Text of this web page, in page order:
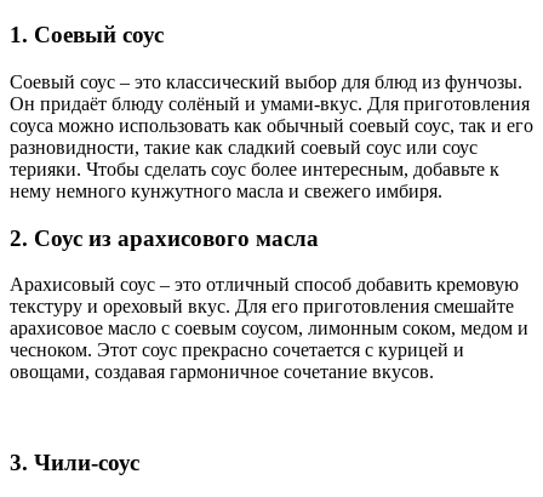
1. Соевый соус
Соевый соус – это классический выбор для блюд из фунчозы.
Он придаёт блюду солёный и умами-вкус. Для приготовления
соуса можно использовать как обычный соевый соус, так и его
разновидности, такие как сладкий соевый соус или соус
терияки. Чтобы сделать соус более интересным, добавьте к
нему немного кунжутного масла и свежего имбиря.
2. Соус из арахисового масла
Арахисовый соус – это отличный способ добавить кремовую
текстуру и ореховый вкус. Для его приготовления смешайте
арахисовое масло с соевым соусом, лимонным соком, медом и
чесноком. Этот соус прекрасно сочетается с курицей и
овощами, создавая гармоничное сочетание вкусов.
3. Чили-соус